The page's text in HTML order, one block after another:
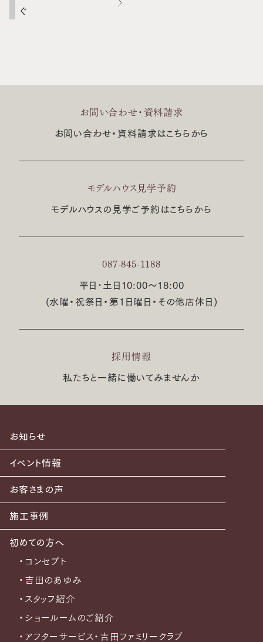
ぐ
お問い合わせ・資料請求
お問い合わせ・資料請求はこちらから
モデルハウス見学予約
モデルハウスの見学ご予約はこちらから
087-845-1188
平日･土日10:00〜18:00
(水曜・祝祭日・第1日曜日・その他店休日)
採用情報
私たちと一緒に働いてみませんか
お知らせ
イベント情報
お客さまの声
施工事例
初めての方へ
・コンセプト
・吉田のあゆみ
・スタッフ紹介
・ショールームのご紹介
・アフターサービス・吉田ファミリークラブ